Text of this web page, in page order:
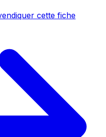
cette fiche